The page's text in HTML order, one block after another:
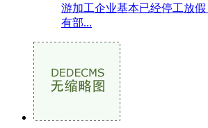
游加工企业基本已经停工放
有部...